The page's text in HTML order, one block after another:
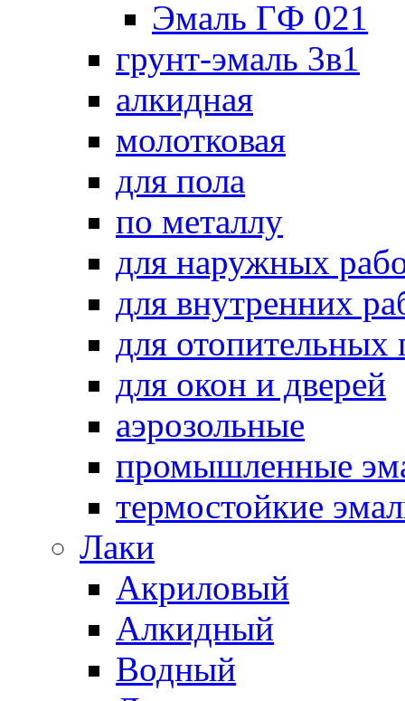
Эмаль ГФ 021
грунт-эмаль 3в1
алкидная
молотковая
для пола
по металлу
для наружных
для внутренних
для отопительных
для окон и дверей
аэрозольные
промышленные
термостойкие
Лаки
Акриловый
Алкидный
Водный